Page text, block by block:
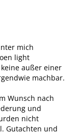
mich
light
außer einer
machbar.
Wunsch nach
und
nicht
Gutachten und